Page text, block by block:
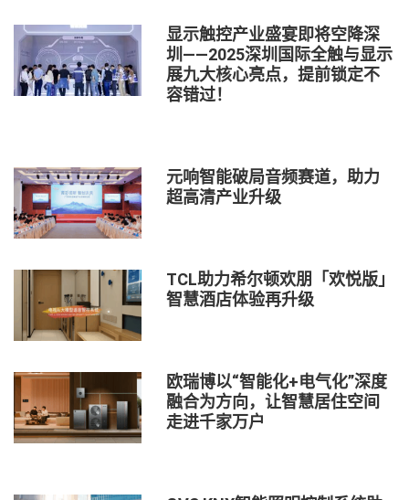
显示触控产业盛宴即将空降深
圳——2025深圳国际全触与显示
展九大核心亮点，提前锁定不
容错过！
元响智能破局音频赛道，助力
超高清产业升级
TCL助力希尔顿欢朋「欢悦版」
智慧酒店体验再升级
欧瑞博以“智能化+电气化”深度
融合为方向，让智慧居住空间
走进千家万户